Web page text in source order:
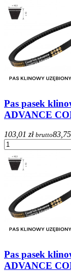
Pas pasek
ADVANCE
103,01 zł brutto
Pas pasek
ADVANCE